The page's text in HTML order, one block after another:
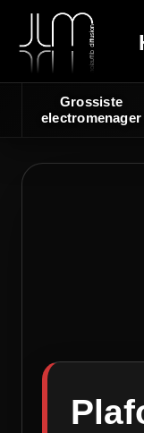
Grossiste
electromenager